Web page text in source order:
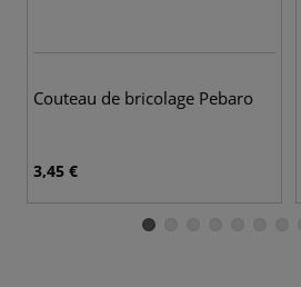
Couteau de bricolage Pebaro
3,45 €